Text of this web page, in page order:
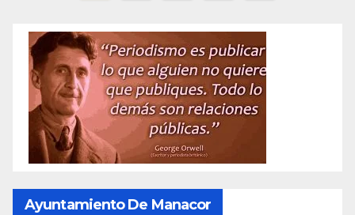
entradas
Ayuntamiento De Manacor